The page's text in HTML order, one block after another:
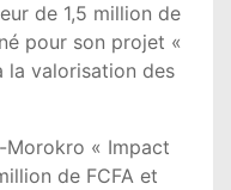
de 1,5 million de
pour son projet «
la valorisation des
Morokro « Impact
de FCFA et